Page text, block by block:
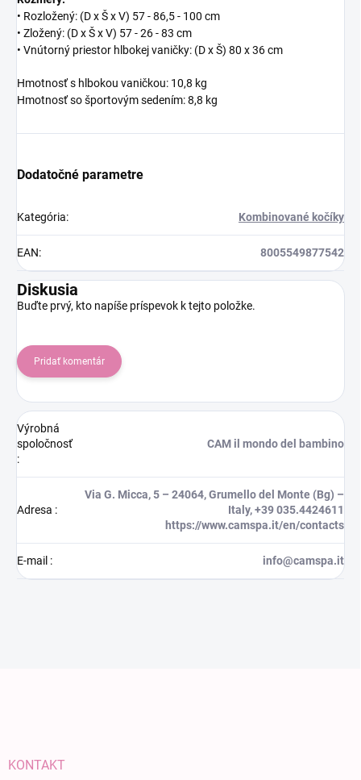
• Rozložený: (D x Š x V) 57 - 86,5 - 100 cm
• Zložený: (D x Š x V) 57 - 26 - 83 cm
• Vnútorný priestor hlbokej vaničky: (D x Š) 80 x 36 cm
Hmotnosť s hlbokou vaničkou: 10,8 kg
Hmotnosť so športovým sedením: 8,8 kg
Dodatočné parametre
Kategória: Kombinované kočíky
EAN: 8005549877542
Diskusia
Buďte prvý, kto napíše príspevok k tejto položke.
Pridať komentár
Výrobná
spoločnosť
:
CAM il mondo del bambino
Adresa :
Via G. Micca, 5 – 24064, Grumello del Monte (Bg) –
Italy, +39 035.4424611
https://www.camspa.it/en/contacts
E-mail : info@camspa.it
KONTAKT